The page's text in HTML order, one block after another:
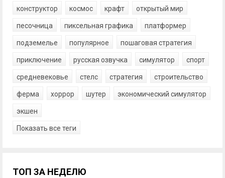
конструктор космос крафт открытый мир
песочница пиксельная графика платформер
подземелье популярное пошаговая стратегия
приключение русская озвучка симулятор спорт
средневековье стелс стратегия строительство
ферма хоррор шутер экономический симулятор
экшен
Показать все теги
ТОП ЗА НЕДЕЛЮ